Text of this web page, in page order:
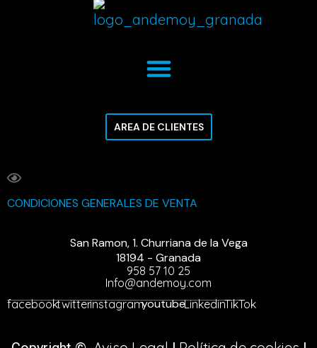
AREA DE CLIENTES
CONDICIONES GENERALES DE VENTA
San Ramon, 1. Churriana de la Vega
18194 - Granada
958 57 10 25
Info@andemoy.com
facebooktwitterinstagramyoutubeLinkedinTikTok